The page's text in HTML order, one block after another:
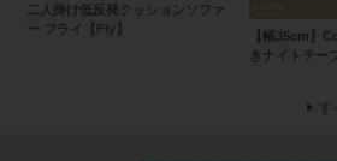
二人掛け低反発クッションソファ
ー フライ【Fly】
【幅35cm】
きナイトテー